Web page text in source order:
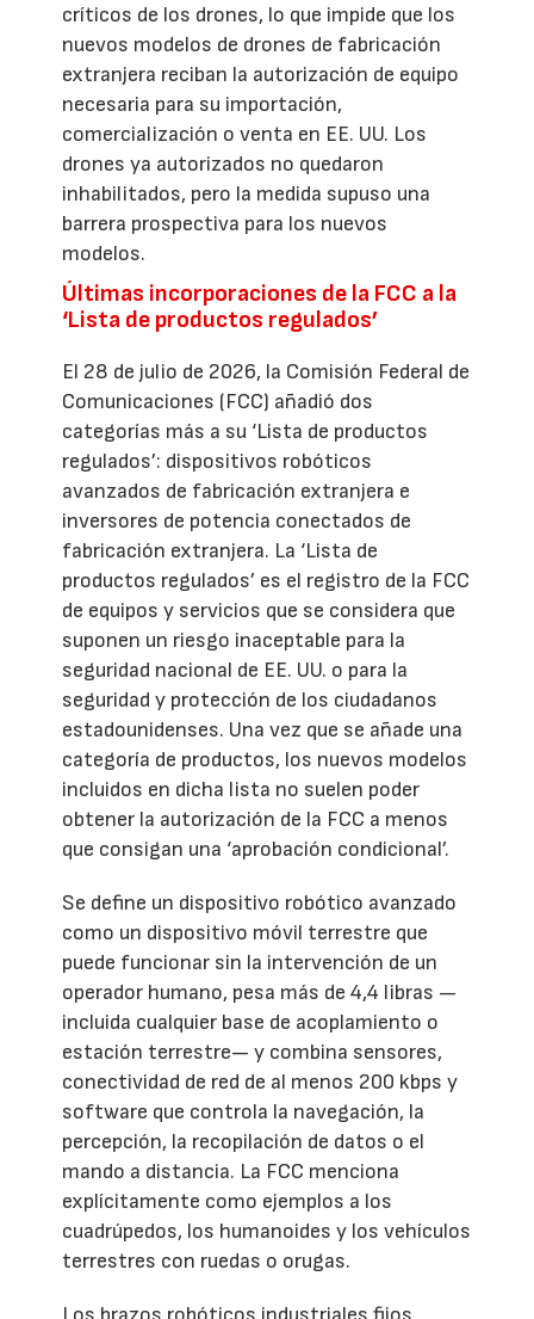
críticos de los drones, lo que impide que los
nuevos modelos de drones de fabricación
extranjera reciban la autorización de equipo
necesaria para su importación,
comercialización o venta en EE. UU. Los
drones ya autorizados no quedaron
inhabilitados, pero la medida supuso una
barrera prospectiva para los nuevos
modelos.
Últimas incorporaciones de la FCC a la
‘Lista de productos regulados’
El 28 de julio de 2026, la Comisión Federal de
Comunicaciones (FCC) añadió dos
categorías más a su ‘Lista de productos
regulados’: dispositivos robóticos
avanzados de fabricación extranjera e
inversores de potencia conectados de
fabricación extranjera. La ‘Lista de
productos regulados’ es el registro de la FCC
de equipos y servicios que se considera que
suponen un riesgo inaceptable para la
seguridad nacional de EE. UU. o para la
seguridad y protección de los ciudadanos
estadounidenses. Una vez que se añade una
categoría de productos, los nuevos modelos
incluidos en dicha lista no suelen poder
obtener la autorización de la FCC a menos
que consigan una ‘aprobación condicional’.
Se define un dispositivo robótico avanzado
como un dispositivo móvil terrestre que
puede funcionar sin la intervención de un
operador humano, pesa más de 4,4 libras —
incluida cualquier base de acoplamiento o
estación terrestre— y combina sensores,
conectividad de red de al menos 200 kbps y
software que controla la navegación, la
percepción, la recopilación de datos o el
mando a distancia. La FCC menciona
explícitamente como ejemplos a los
cuadrúpedos, los humanoides y los vehículos
terrestres con ruedas o orugas.